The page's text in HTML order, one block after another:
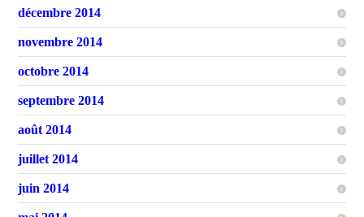
décembre 2014
novembre 2014
octobre 2014
septembre 2014
août 2014
juillet 2014
juin 2014